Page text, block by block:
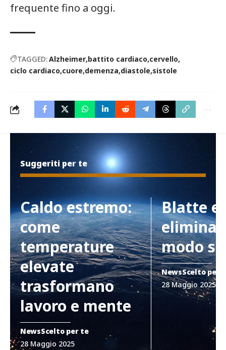
frequente fino a oggi.
TAGGED:Alzheimer battito cardiaco cervello
ciclo cardiaco cuore demenza diastole sistole
Suggeriti per te
Caldo estremo:
come
temperature
elevate
trasformano
lavoro e mente
NewsScelto per te
28 Maggio 2025
Blatte e
modo
NewsScelto per
28 Maggio 2025